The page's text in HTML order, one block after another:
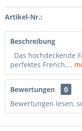
Artikel-Nr.:
Beschreibung
Das hochdeckende
perfektes French,...
Bewertungen
0
Bewertungen lesen,